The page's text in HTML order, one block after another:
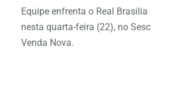
Equipe enfrenta o Real Brasilia
nesta quarta-feira (22), no Sesc
Venda Nova.